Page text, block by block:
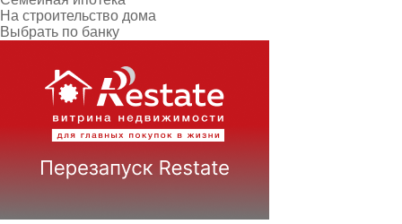
На строительство дома
Выбрать по банку